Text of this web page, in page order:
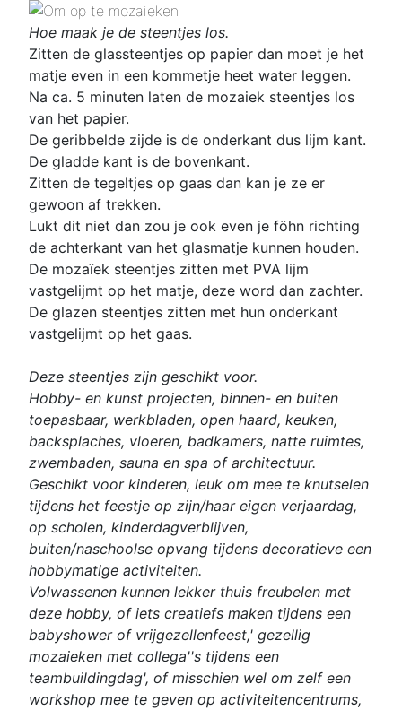
Hoe maak je de steentjes los.
Zitten de glassteentjes op papier dan moet je het
matje even in een kommetje heet water leggen.
Na ca. 5 minuten laten de mozaiek steentjes los
van het papier.
De geribbelde zijde is de onderkant dus lijm kant.
De gladde kant is de bovenkant.
Zitten de tegeltjes op gaas dan kan je ze er
gewoon af trekken.
Lukt dit niet dan zou je ook even je föhn richting
de achterkant van het glasmatje kunnen houden.
De mozaïek steentjes zitten met PVA lijm
vastgelijmt op het matje, deze word dan zachter.
De glazen steentjes zitten met hun onderkant
vastgelijmt op het gaas.
Deze steentjes zijn geschikt voor.
Hobby- en kunst projecten, binnen- en buiten
toepasbaar, werkbladen, open haard, keuken,
backsplaches, vloeren, badkamers, natte ruimtes,
zwembaden, sauna en spa of architectuur.
Geschikt voor kinderen, leuk om mee te knutselen
tijdens het feestje op zijn/haar eigen verjaardag,
op scholen, kinderdagverblijven,
buiten/naschoolse opvang tijdens decoratieve een
hobbymatige activiteiten.
Volwassenen kunnen lekker thuis freubelen met
deze hobby, of iets creatiefs maken tijdens een
babyshower of vrijgezellenfeest,' gezellig
mozaieken met collega''s tijdens een
teambuildingdag', of misschien wel om zelf een
workshop mee te geven op activiteitencentrums,